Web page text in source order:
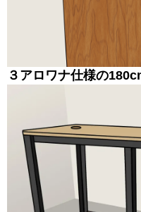
３ アロワナ仕様の